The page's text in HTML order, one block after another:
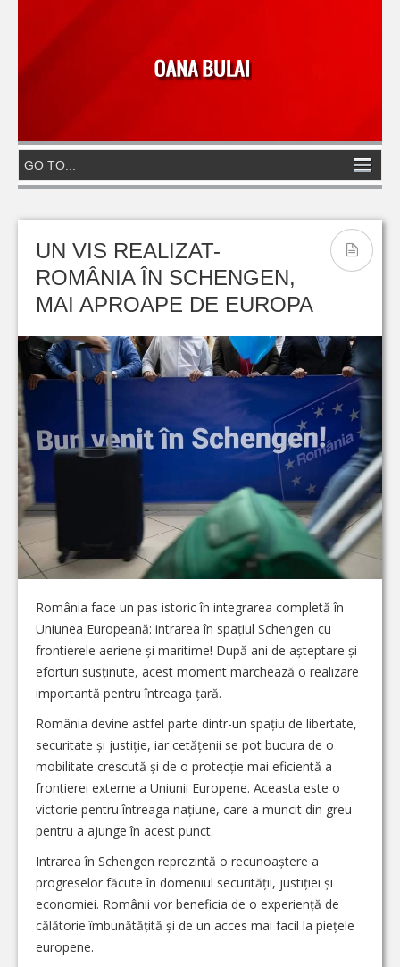
UN VIS REALIZAT-
ROMÂNIA ÎN SCHENGEN,
MAI APROAPE DE EUROPA
România face un pas istoric în integrarea completă în
Uniunea Europeană: intrarea în spațiul Schengen cu
frontierele aeriene și maritime! După ani de așteptare și
eforturi susținute, acest moment marchează o realizare
importantă pentru întreaga țară.
România devine astfel parte dintr-un spațiu de libertate,
securitate și justiție, iar cetățenii se pot bucura de o
mobilitate crescută și de o protecție mai eficientă a
frontierei externe a Uniunii Europene. Aceasta este o
victorie pentru întreaga națiune, care a muncit din greu
pentru a ajunge în acest punct.
Intrarea în Schengen reprezintă o recunoaștere a
progreselor făcute în domeniul securității, justiției și
economiei. Românii vor beneficia de o experiență de
călătorie îmbunătățită și de un acces mai facil la piețele
europene.